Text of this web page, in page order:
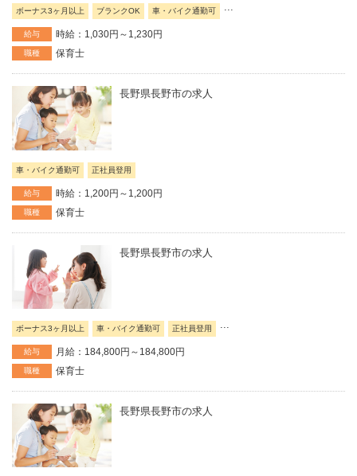
ボーナス3ヶ月以上 ブランクOK 車・バイク通勤可 ...
給与 時給：1,030円～1,230円
職種 保育士
長野県長野市の求人
車・バイク通勤可 正社員登用
給与 時給：1,200円～1,200円
職種 保育士
長野県長野市の求人
ボーナス3ヶ月以上 車・バイク通勤可 正社員登用
給与 月給：184,800円～184,800円
職種 保育士
長野県長野市の求人